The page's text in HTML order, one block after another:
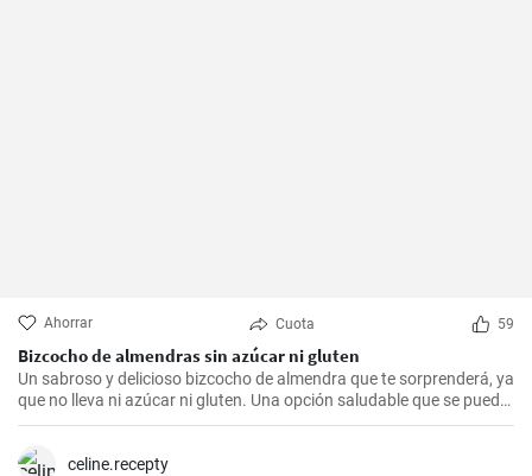
Ahorrar Cuota 59
Bizcocho de almendras sin azúcar ni gluten
Un sabroso y delicioso bizcocho de almendra que te sorprenderá, ya
que no lleva ni azúcar ni gluten. Una opción saludable que se puede
adaptar a muchas personas.
celine.recepty